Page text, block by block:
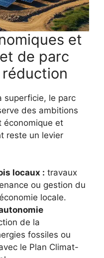
et
de parc
superficie, le parc
des ambitions
économique et
reste un levier
locaux : travaux
ou gestion du
locale.
de la
fossiles ou
le Plan Climat-